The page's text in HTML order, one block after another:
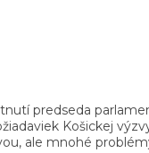
predseda
Košickej
ale mnohé